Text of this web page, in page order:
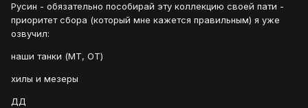
Русин - обязательно пособирай эту коллекцию своей пати -
приоритет сбора (который мне кажется правильным) я уже
озвучил:
наши танки (МТ, ОТ)
хилы и мезеры
ДД